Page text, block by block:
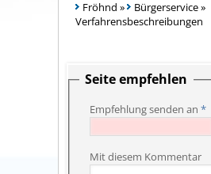
Fröhnd » Bürgerservice»
Verfahrensbeschreibungen
Seite empfehlen
Empfehlung senden an *
Mit diesem Kommentar